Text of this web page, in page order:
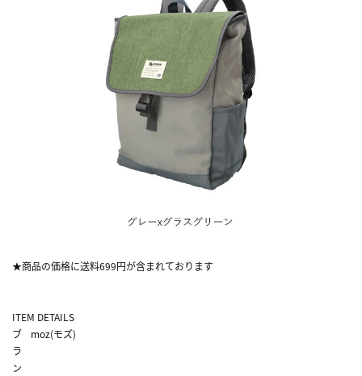
★商品の価格に送料699円が含まれております
ITEM DETAILS
ブ
ラ
ン
moz(モズ)